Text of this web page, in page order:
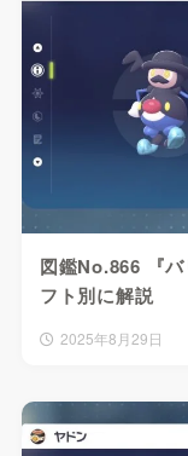
図鑑No.866 『
フト別に解説
2025年8月29日